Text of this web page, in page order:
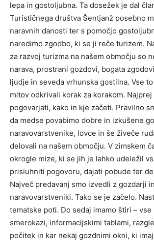
lepa in gostoljubna. Ta dosežek je dal
Turističnega društva Šentjanž posebno
naravnih danosti ter s pomočjo
naredimo zgodbo, ki se ji reče turizem.
za razvoj turizma na našem območju so
narava, prostrani gozdovi, bogata
ljudje in seveda vrhunska gostilna. Vse
mitov odkrivali korak za korakom.
pogovarjati, kako in kje začeti. Pravilno
da medse povabimo dobre in izkušene
naravovarstvenike, lovce in še živeče
delovali na našem območju. V zimskem
okrogle mize, ki se jih je lahko udeležil
prisluhniti pogovoru, dajati pobude ter
Največ predavanj smo izvedli z gozdarji in
naravovarstveniki. Tako se je začelo.
tematske poti. Do sedaj imamo štiri –
smerokazi, informacijskimi tablami,
počitek in kar nekaj gozdnimi okni, ki